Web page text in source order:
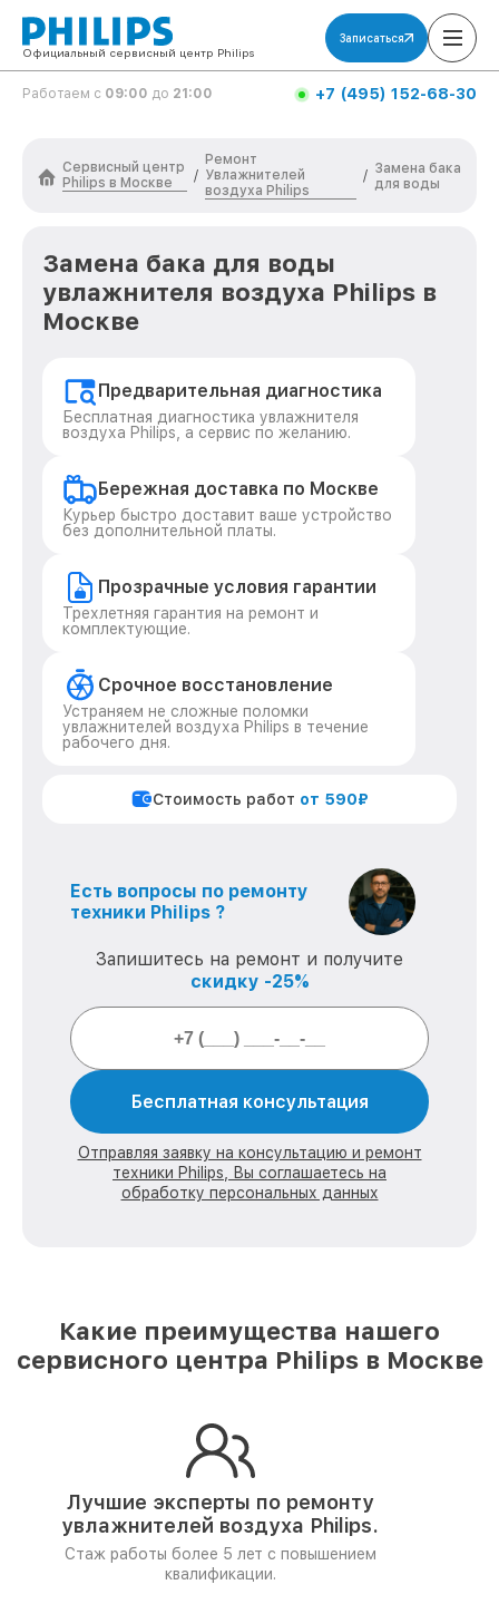
Официальный сервисный центр Philips
Записаться
Работаем с 09:00 до 21:00 +7 (495) 152-68-30
Сервисный центр
Philips в Москве
/
Ремонт
Увлажнителей
воздуха Philips
/ Замена бака
для воды
Замена бака для воды
увлажнителя воздуха Philips в
Москве
Предварительная диагностика
Бесплатная диагностика увлажнителя
воздуха Philips, а сервис по желанию.
Бережная доставка по Москве
Курьер быстро доставит ваше устройство
без дополнительной платы.
Прозрачные условия гарантии
Трехлетняя гарантия на ремонт и
комплектующие.
Срочное восстановление
Устраняем не сложные поломки
увлажнителей воздуха Philips в течение
рабочего дня.
Стоимость работ от 590₽
Есть вопросы по ремонту
техники Philips ?
Запишитесь на ремонт и получите
скидку -25%
Бесплатная консультация
Отправляя заявку на консультацию и ремонт
техники Philips, Вы соглашаетесь на
обработку персональных данных
Какие преимущества нашего
сервисного центра Philips в Москве
Лучшие эксперты по ремонту
увлажнителей воздуха Philips.
Стаж работы более 5 лет с повышением
квалификации.